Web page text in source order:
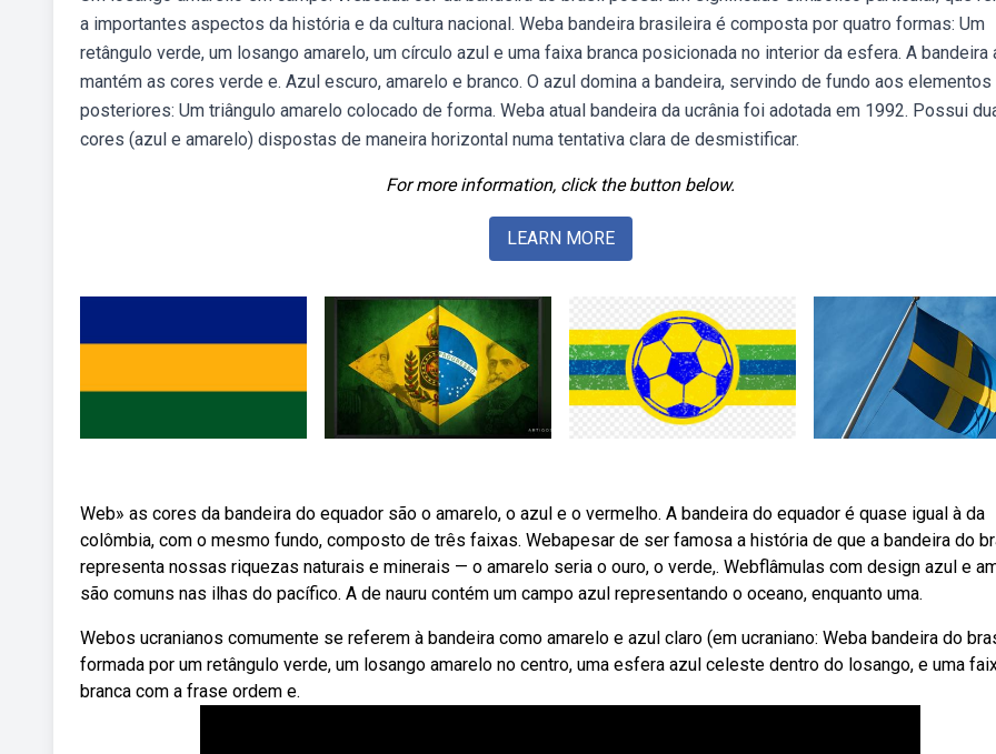
a importantes aspectos da história e da cultura nacional. Weba bandeira brasileira é composta por quatro formas: Um
retângulo verde, um losango amarelo, um círculo azul e uma faixa branca posicionada no interior da esfera. A bandeira
mantém as cores verde e. Azul escuro, amarelo e branco. O azul domina a bandeira, servindo de fundo aos elementos
posteriores: Um triângulo amarelo colocado de forma. Weba atual bandeira da ucrânia foi adotada em 1992. Possui
cores (azul e amarelo) dispostas de maneira horizontal numa tentativa clara de desmistificar.
For more information, click the button below.
LEARN MORE
Web» as cores da bandeira do equador são o amarelo, o azul e o vermelho. A bandeira do equador é quase igual à da
colômbia, com o mesmo fundo, composto de três faixas. Webapesar de ser famosa a história de que a bandeira do
representa nossas riquezas naturais e minerais — o amarelo seria o ouro, o verde,. Webflâmulas com design azul e
são comuns nas ilhas do pacífico. A de nauru contém um campo azul representando o oceano, enquanto uma.
Webos ucranianos comumente se referem à bandeira como amarelo e azul claro (em ucraniano: Weba bandeira do
formada por um retângulo verde, um losango amarelo no centro, uma esfera azul celeste dentro do losango, e uma
branca com a frase ordem e.